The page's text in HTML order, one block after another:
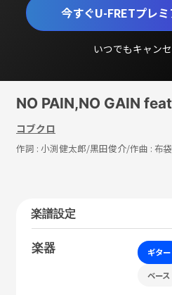
今すぐU-FRETプレ
いつでもキャン
NO PAIN,NO GAIN
コブクロ
作詞 : 小渕健太郎/黒田俊介/作曲 : 布
楽譜設定
楽器 ギター
ベース